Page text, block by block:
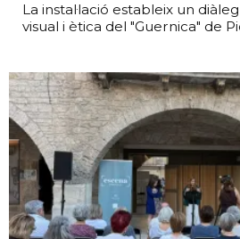
La instal·lació estableix un
visual i ètica del "Guernica" de